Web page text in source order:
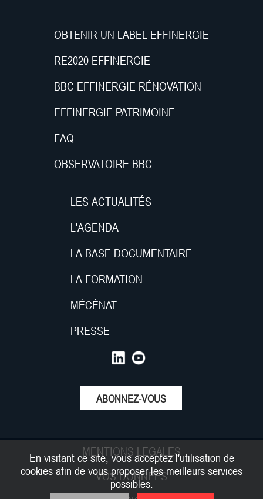
OBTENIR UN LABEL EFFINERGIE
RE2020 EFFINERGIE
BBC EFFINERGIE RÉNOVATION
EFFINERGIE PATRIMOINE
FAQ
OBSERVATOIRE BBC
LES ACTUALITÉS
L'AGENDA
LA BASE DOCUMENTAIRE
LA FORMATION
MÉCÉNAT
PRESSE
ABONNEZ-VOUS
MENTIONS LEGALES
VOS DONNEES
En visitant ce site, vous acceptez l'utilisation de
cookies afin de vous proposer les meilleurs services
possibles.